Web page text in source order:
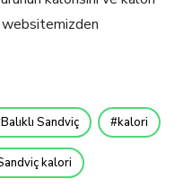
websitemizden
Balıklı Sandviç kalori
kalori